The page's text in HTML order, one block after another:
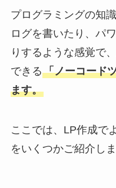
プログラミングの知
ログを書いたり、パ
りするような感覚で
できる「ノーコード
ます。
ここでは、LP作成で
をいくつかご紹介しま